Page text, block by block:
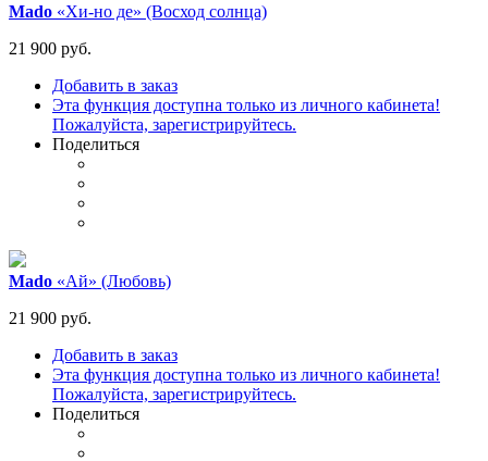
Mado «Хи-но де» (Восход солнца)
21 900 руб.
Добавить в заказ
Эта функция доступна только из личного кабинета!
Пожалуйста, зарегистрируйтесь.
Поделиться
Mado «Ай» (Любовь)
21 900 руб.
Добавить в заказ
Эта функция доступна только из личного кабинета!
Пожалуйста, зарегистрируйтесь.
Поделиться